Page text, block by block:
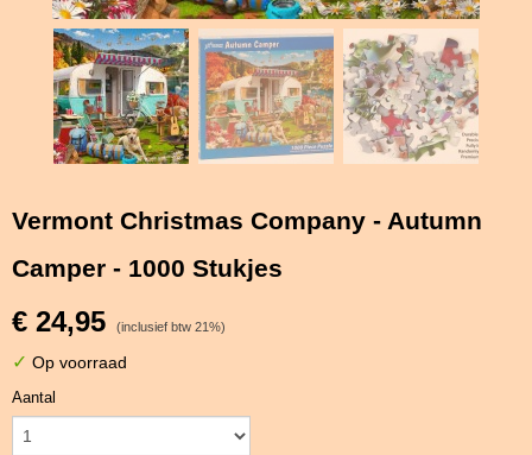
Vermont Christmas Company - Autumn
Camper - 1000 Stukjes
€ 24,95 (inclusief btw 21%)
✓ Op voorraad
Aantal